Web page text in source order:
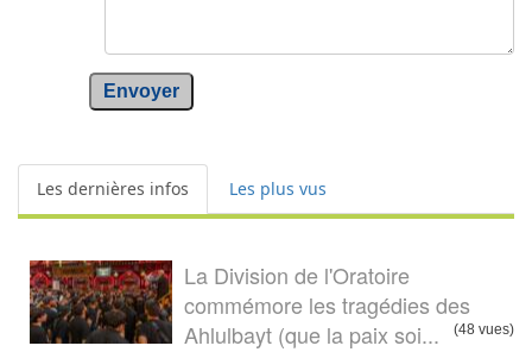
Envoyer
Les dernières infos Les plus vus
La Division de l'Oratoire
commémore les tragédies des
Ahlulbayt (que la paix soi...
(48 vues)